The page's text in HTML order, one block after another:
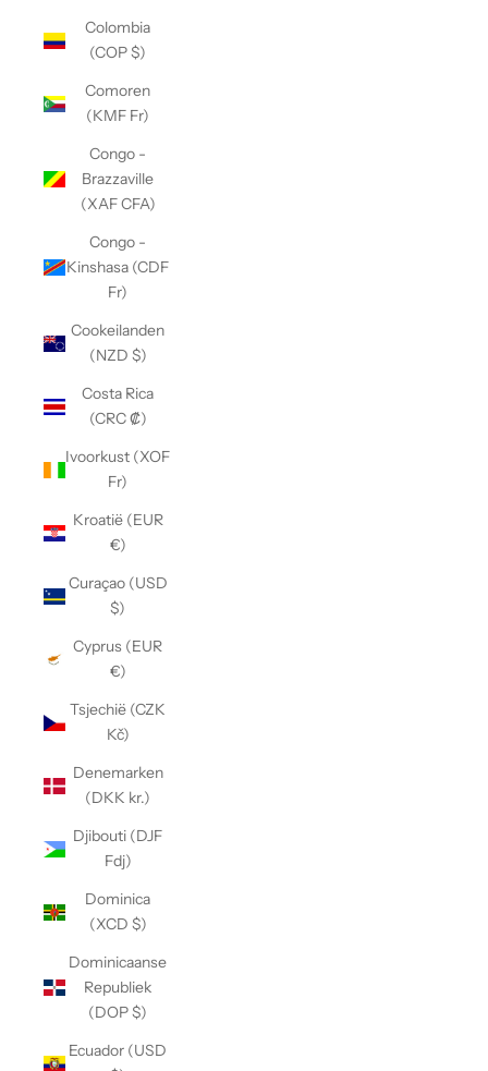
Colombia
(COP $)
Comoren
(KMF Fr)
Congo -
Brazzaville
(XAF CFA)
Congo -
Kinshasa (CDF
Fr)
Cookeilanden
(NZD $)
Costa Rica
(CRC ₡)
Ivoorkust (XOF
Fr)
Kroatië (EUR
€)
Curaçao (USD
$)
Cyprus (EUR
€)
Tsjechië (CZK
Kč)
Denemarken
(DKK kr.)
Djibouti (DJF
Fdj)
Dominica
(XCD $)
Dominicaanse
Republiek
(DOP $)
Ecuador (USD